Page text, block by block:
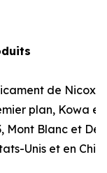
de Nicox,
plan, Kowa et
Mont Blanc et
Unis et en